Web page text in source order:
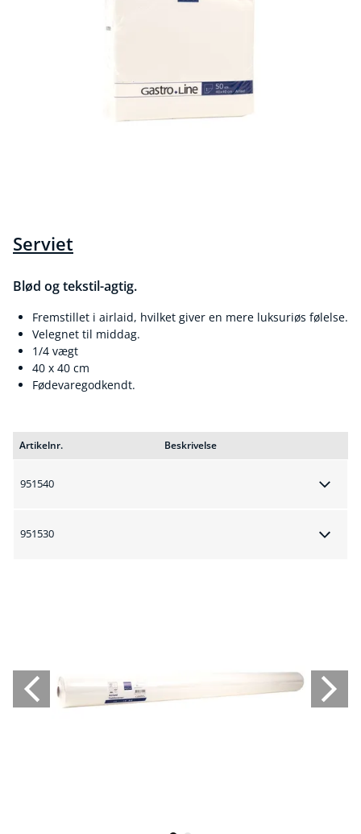
Serviet
Blød og tekstil-agtig.
Fremstillet i airlaid, hvilket giver en mere luksuriøs følelse.
Velegnet til middag.
1/4 vægt
40 x 40 cm
Fødevaregodkendt.
Artikelnr. Beskrivelse
951540
951530